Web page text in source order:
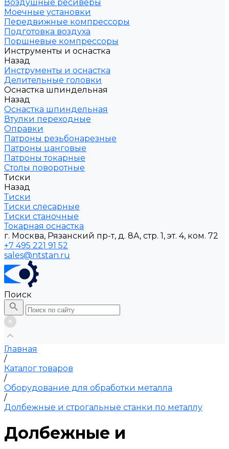
Воздушные ресиверы
Моечные установки
Передвижные компрессоры
Подготовка воздуха
Поршневые компрессоры
Инструменты и оснастка
Назад
Инструменты и оснастка
Делительные головки
Оснастка шпиндельная
Назад
Оснастка шпиндельная
Втулки переходные
Оправки
Патроны резьбонарезные
Патроны цанговые
Патроны токарные
Столы поворотные
Тиски
Назад
Тиски
Тиски слесарные
Тиски станочные
Токарная оснастка
г. Москва, Рязанский пр-т, д. 8А, стр. 1, эт. 4, ком. 72
+7 495 221 91 52
sales@ntstan.ru
Поиск
Главная
/
Каталог товаров
/
Оборудование для обработки металла
/
Долбежные и строгальные станки по металлу
Долбежные и